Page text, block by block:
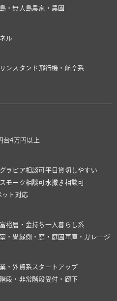
島・無人島農家・農園
ル
ンスタンド 飛行機・航空系
台4万円以上
ラビア相談可平日貸切しやすい
モーク相談可水撒き相談可
ット対応
富裕層・金持ち 一人暮らし系
・畳縁側・庭・庭園 車庫・ガレージ
・外資系スタートアップ
階段・非常階段受付・廊下